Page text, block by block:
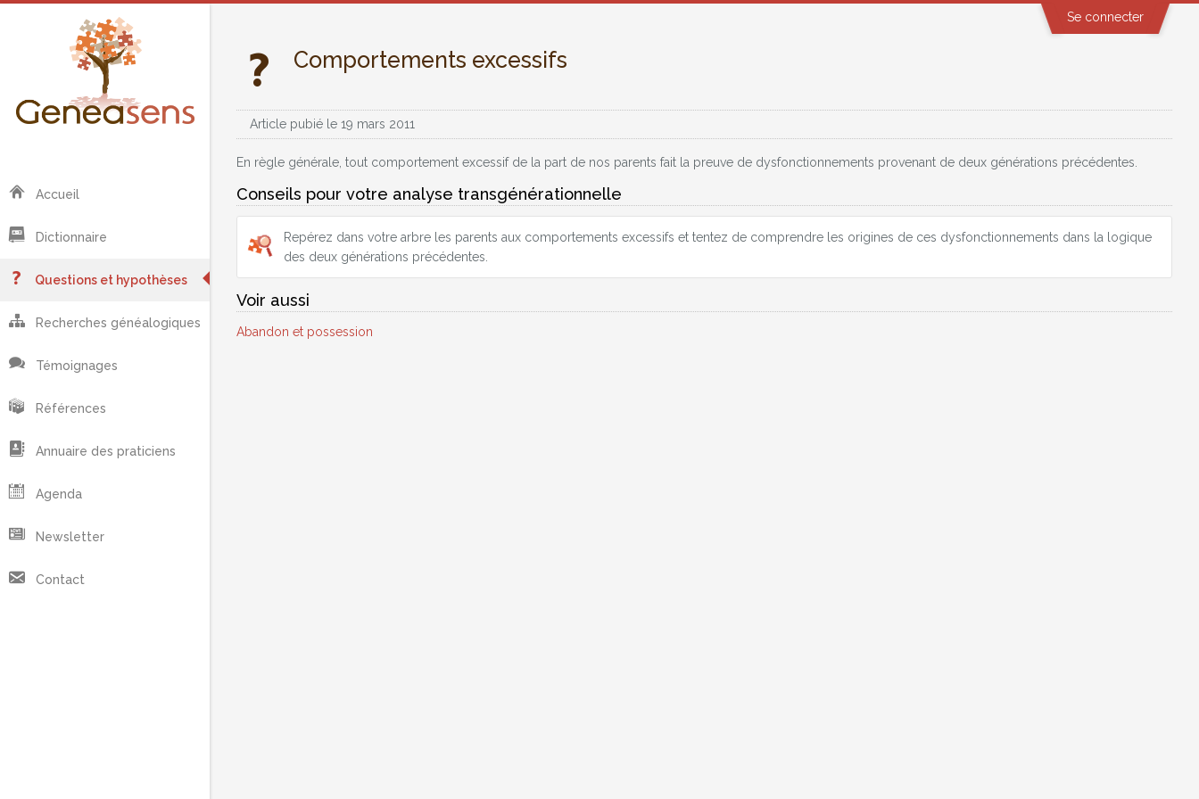
Se connecter
Accueil
Dictionnaire
Questions et hypothèses
Recherches généalogiques
Témoignages
Références
Annuaire des praticiens
Agenda
Newsletter
Contact
Comportements excessifs
Article pubié le 19 mars 2011
En règle générale, tout comportement excessif de la part de nos parents fait la preuve de dysfonctionnements provenant de deux générations précédentes.
Conseils pour votre analyse transgénérationnelle
Repérez dans votre arbre les parents aux comportements excessifs et tentez de comprendre les origines de ces dysfonctionnements dans la logique
des deux générations précédentes.
Voir aussi
Abandon et possession